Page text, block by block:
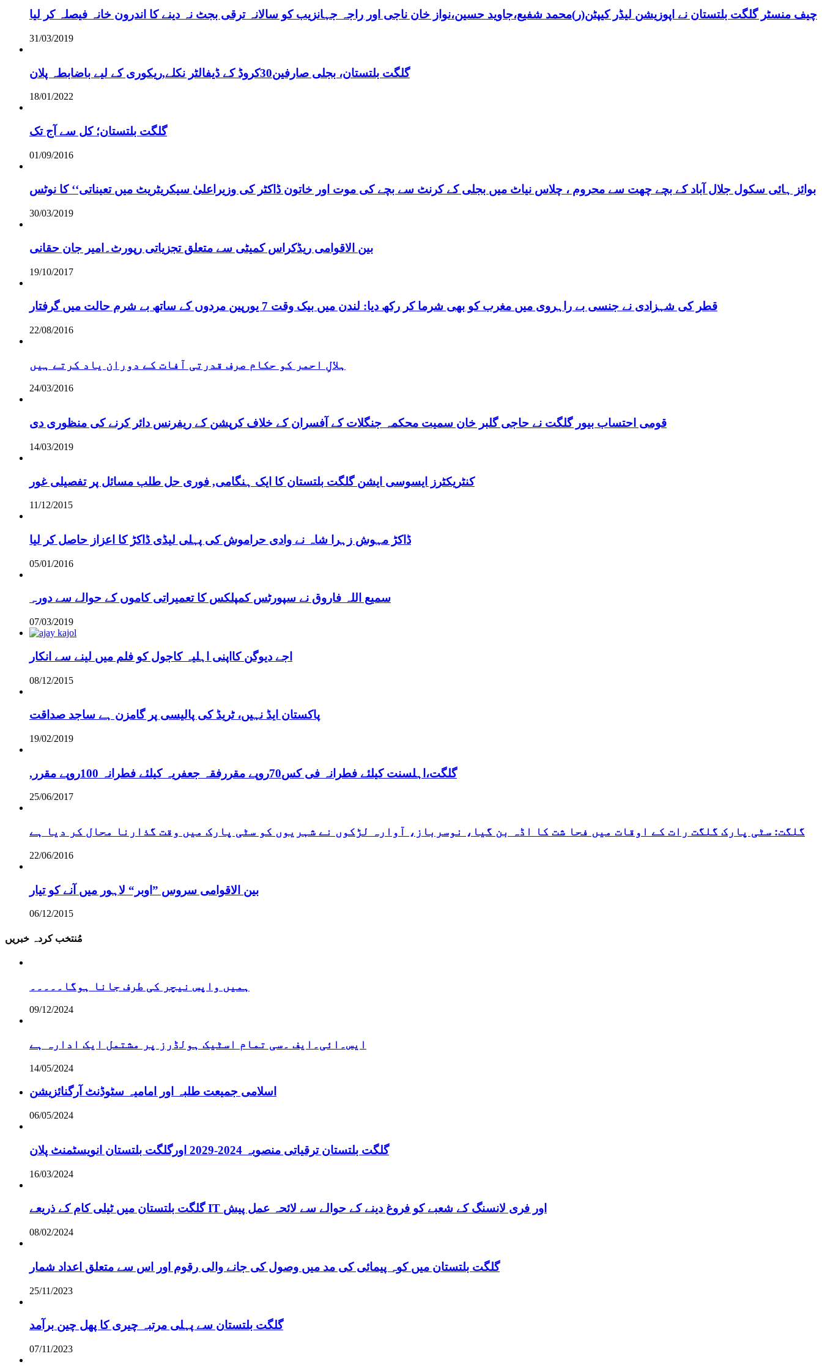
چیف منسٹر گلگت بلتستان نے اپوزیشن لیڈر کیپٹن(ر)محمد شفیع،جاوید حسین،نواز خان ناجی اور راجہ جہانزیب کو سالانہ ترقی بجٹ نہ دینے کا اندرون خانہ فیصلہ کر لیا
31/03/2019
گلگت بلتستان، بجلی صارفین30کروڈ کے ڈیفالٹر نکلے,ریکوری کے لیے باضابطہ پلان
18/01/2022
گلگت بلتستان؛ کل سے آج تک
01/09/2016
بوائز ہائی سکول جلال آباد کے بچے چھت سے محروم ، چلاس نیاٹ میں بجلی کے کرنٹ سے بچے کی موت اور خاتون ڈاکٹر کی وزیراعلیٰ سیکریٹریٹ میں تعیناتی‘‘ کا نوٹس
30/03/2019
بین الاقوامی ریڈکراس کمیٹی سے متعلق تجزیاتی رپورٹ۔امیر جان حقانی
19/10/2017
قطر کی شہزادی نے جنسی بے راہروی میں مغرب کو بھی شرما کر رکھ دیا: لندن میں بیک وقت 7 یورپین مردوں کے ساتھ بے شرم حالت میں گرفتار
22/08/2016
ہلالِ احمر کو حکام صرف قدرتی آفات کے دوران یاد کرتے ہیں
24/03/2016
قومی احتساب بیور گلگت نے حاجی گلبر خان سمیت محکمہ جنگلات کے آفسران کے خلاف کرپشن کے ریفرنس دائر کرنے کی منظوری دی
14/03/2019
کنٹریکٹرز ایسوسی ایشن گلگت بلتستان کا ایک ہنگامی, فوری حل طلب مسائل پر تفصیلی غور
11/12/2015
ڈاکڑ مہوش زہرا شاہ نے وادی حراموش کی پہلی لیڈی ڈاکڑ کا اعزاز حاصل کر لیا
05/01/2016
سمیع اللہ فاروق نے سپورٹس کمپلکس کا تعمیراتی کاموں کے حوالے سے دورہ
07/03/2019
اجے دیوگن کااپنی اہلیہ کاجول کو فلم میں لینے سے انکار
08/12/2015
پاکستان ایڈ نہیں، ٹریڈ کی پالیسی پر گامزن ہے ساجد صداقت
19/02/2019
,گلگت،اہلسنت کیلئے فطرانہ فی کس70روپے مقررفقہ جعفریہ کیلئے فطرانہ 100روپے مقرر
25/06/2017
گلگت: سٹی پارک گلگت رات کے اوقات میں فحا شت کا اڈہ بن گیا، نوسرباز، آوارہ لڑکوں نے شہریوں کو سٹی پارک میں وقت گذارنا محال کر دیا ہے
22/06/2016
بین الاقوامی سروس ”اوبر“ لاہور میں آنے کو تیار
06/12/2015
مُنتخب کردہ خبریں
ہمیں واپس نیچر کی طرف جانا ہوگا۔۔۔۔۔
09/12/2024
ایس۔ائی۔ایف ۔سی تمام اسٹیک ہولڈرز پر مشتمل ایک ادارہ ہے
14/05/2024
اسلامی جمیعت طلبہ اور امامیہ سٹوڈنٹ آرگنائزیشن
06/05/2024
گلگت بلتستان ترقیاتی منصوبہ 2024-2029 اورگلگت بلتستان انویسٹمنٹ پلان
16/03/2024
گلگت بلتستان میں ٹیلی کام کے ذریعے IT اور فری لانسنگ کے شعبے کو فروغ دینے کے حوالے سے لائحہ عمل پیش
08/02/2024
گلگت بلتستان میں کوہ پیمائی کی مد میں وصول کی جانے والی رقوم اور اس سے متعلق اعداد شمار
25/11/2023
گلگت بلتستان سے پہلی مرتبہ چیری کا پھل چین برآمد
07/11/2023